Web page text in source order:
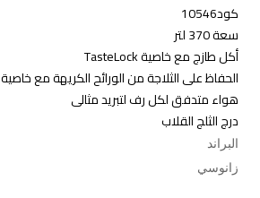
كود10546
سعة 370 لتر
أكل طازج مع خاصية TasteLock
الحفاظ على الثلاجة من الورائح الكريهة مع خاصية TasteGuard
هواء متدفق لكل رف لتبريد مثالى
درج الثلج القلاب
البراند
زانوسي